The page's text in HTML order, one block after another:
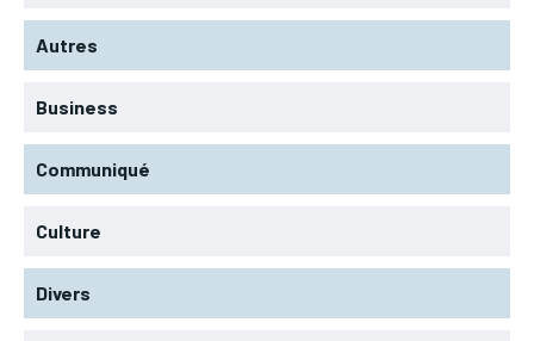
Autres
Business
Communiqué
Culture
Divers